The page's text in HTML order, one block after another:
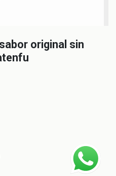
original sin